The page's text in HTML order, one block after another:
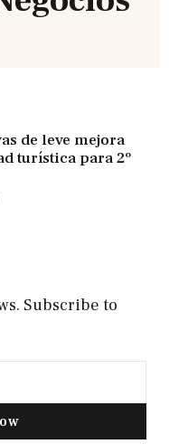
de leve mejora
turística para 2º
Subscribe to